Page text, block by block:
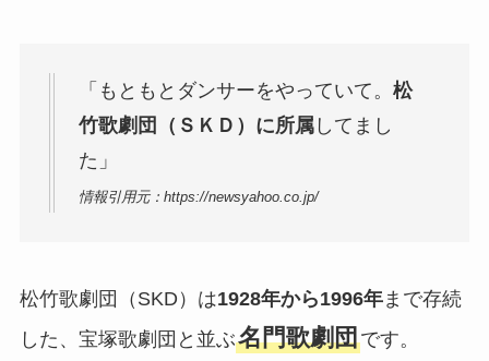
「もともとダンサーをやっていて。 松
竹歌劇団（ＳＫＤ）に所属してまし
た」
情報引用元：https://newsyahoo.co.jp/
松竹歌劇団（SKD）は1928年から1996年まで存続
した、宝塚歌劇団と並ぶ名門歌劇団です。